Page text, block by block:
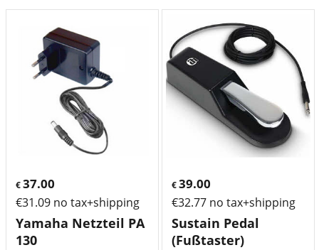
€37.00
€31.09 no tax+shipping
Yamaha Netzteil PA
130
€39.00
€32.77 no tax+shipping
Sustain Pedal
(Fußtaster)